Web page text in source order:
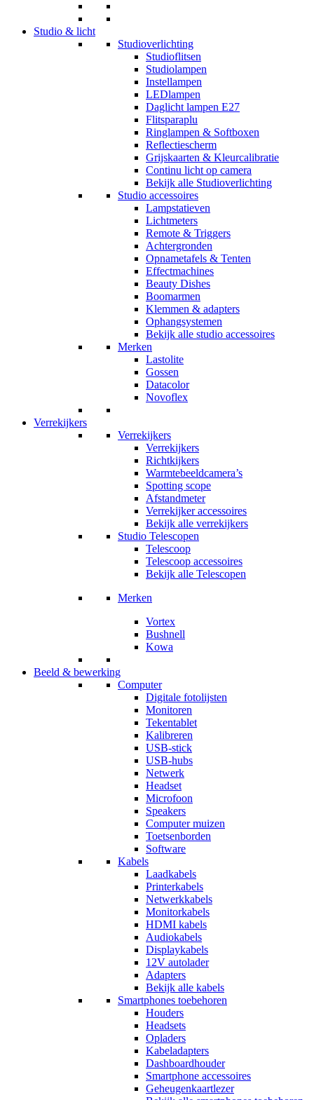
Studio & licht
Studioverlichting
Studioflitsen
Studiolampen
Instellampen
LEDlampen
Daglicht lampen E27
Flitsparaplu
Ringlampen & Softboxen
Reflectiescherm
Grijskaarten & Kleurcalibratie
Continu licht op camera
Bekijk alle Studioverlichting
Studio accessoires
Lampstatieven
Lichtmeters
Remote & Triggers
Achtergronden
Opnametafels & Tenten
Effectmachines
Beauty Dishes
Boomarmen
Klemmen & adapters
Ophangsystemen
Bekijk alle studio accessoires
Merken
Lastolite
Gossen
Datacolor
Novoflex
Verrekijkers
Verrekijkers
Verrekijkers
Richtkijkers
Warmtebeeldcamera’s
Spotting scope
Afstandmeter
Verrekijker accessoires
Bekijk alle verrekijkers
Studio Telescopen
Telescoop
Telescoop accessoires
Bekijk alle Telescopen
Merken
Vortex
Bushnell
Kowa
Beeld & bewerking
Computer
Digitale fotolijsten
Monitoren
Tekentablet
Kalibreren
USB-stick
USB-hubs
Netwerk
Headset
Microfoon
Speakers
Computer muizen
Toetsenborden
Software
Kabels
Laadkabels
Printerkabels
Netwerkkabels
Monitorkabels
HDMI kabels
Audiokabels
Displaykabels
12V autolader
Adapters
Bekijk alle kabels
Smartphones toebehoren
Houders
Headsets
Opladers
Kabeladapters
Dashboardhouder
Smartphone accessoires
Geheugenkaartlezer